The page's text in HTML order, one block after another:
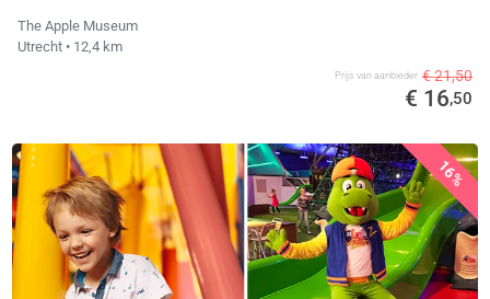
The Apple Museum
Utrecht • 12,4 km
Prijs van aanbieder € 21,50
€ 16,50
16%